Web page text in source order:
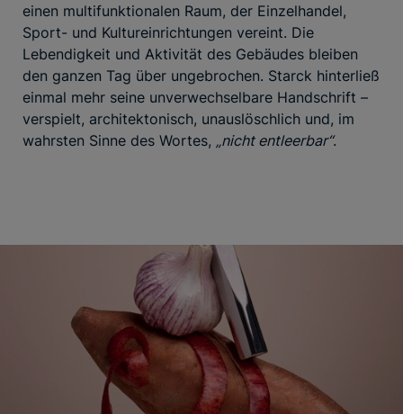
einen multifunktionalen Raum, der Einzelhandel,
Sport- und Kultureinrichtungen vereint. Die
Lebendigkeit und Aktivität des Gebäudes bleiben
den ganzen Tag über ungebrochen. Starck hinterließ
einmal mehr seine unverwechselbare Handschrift –
verspielt, architektonisch, unauslöschlich und, im
wahrsten Sinne des Wortes, „nicht entleerbar“.